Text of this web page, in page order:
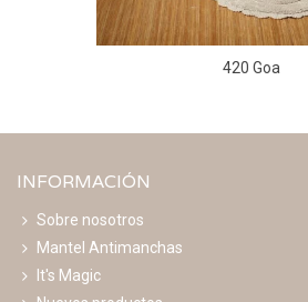
420 Goa
INFORMACIÓN
Sobre nosotros
Mantel Antimanchas
It's Magic